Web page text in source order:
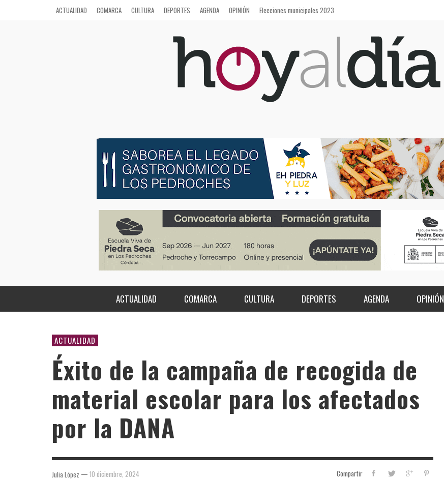
ACTUALIDAD COMARCA CULTURA DEPORTES AGENDA OPINIÓN Elecciones municipales 2023
ACTUALIDAD COMARCA CULTURA DEPORTES AGENDA OPINIÓN
ACTUALIDAD
Éxito de la campaña de recogida de
material escolar para los afectados
por la DANA
Compartir
Julia López — 10 diciembre, 2024